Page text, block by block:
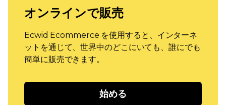
オンラインで販売
Ecwid Ecommerce を使用すると、インターネ
ットを通じて、世界中のどこにいても、誰にでも
簡単に販売できます。
始める